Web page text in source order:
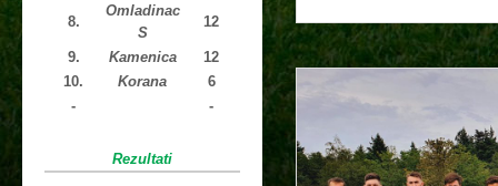
8.
Omladinac
S
12
9. Kamenica
12
10.
Korana
6
-
-
Rezultati